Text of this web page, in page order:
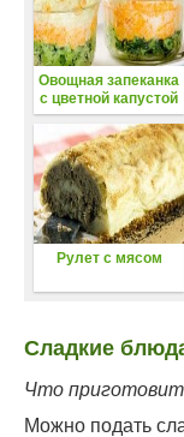
Овощная запеканка
с цветной капустой
Рулет с мясом
Сладкие
Что
Можно подать